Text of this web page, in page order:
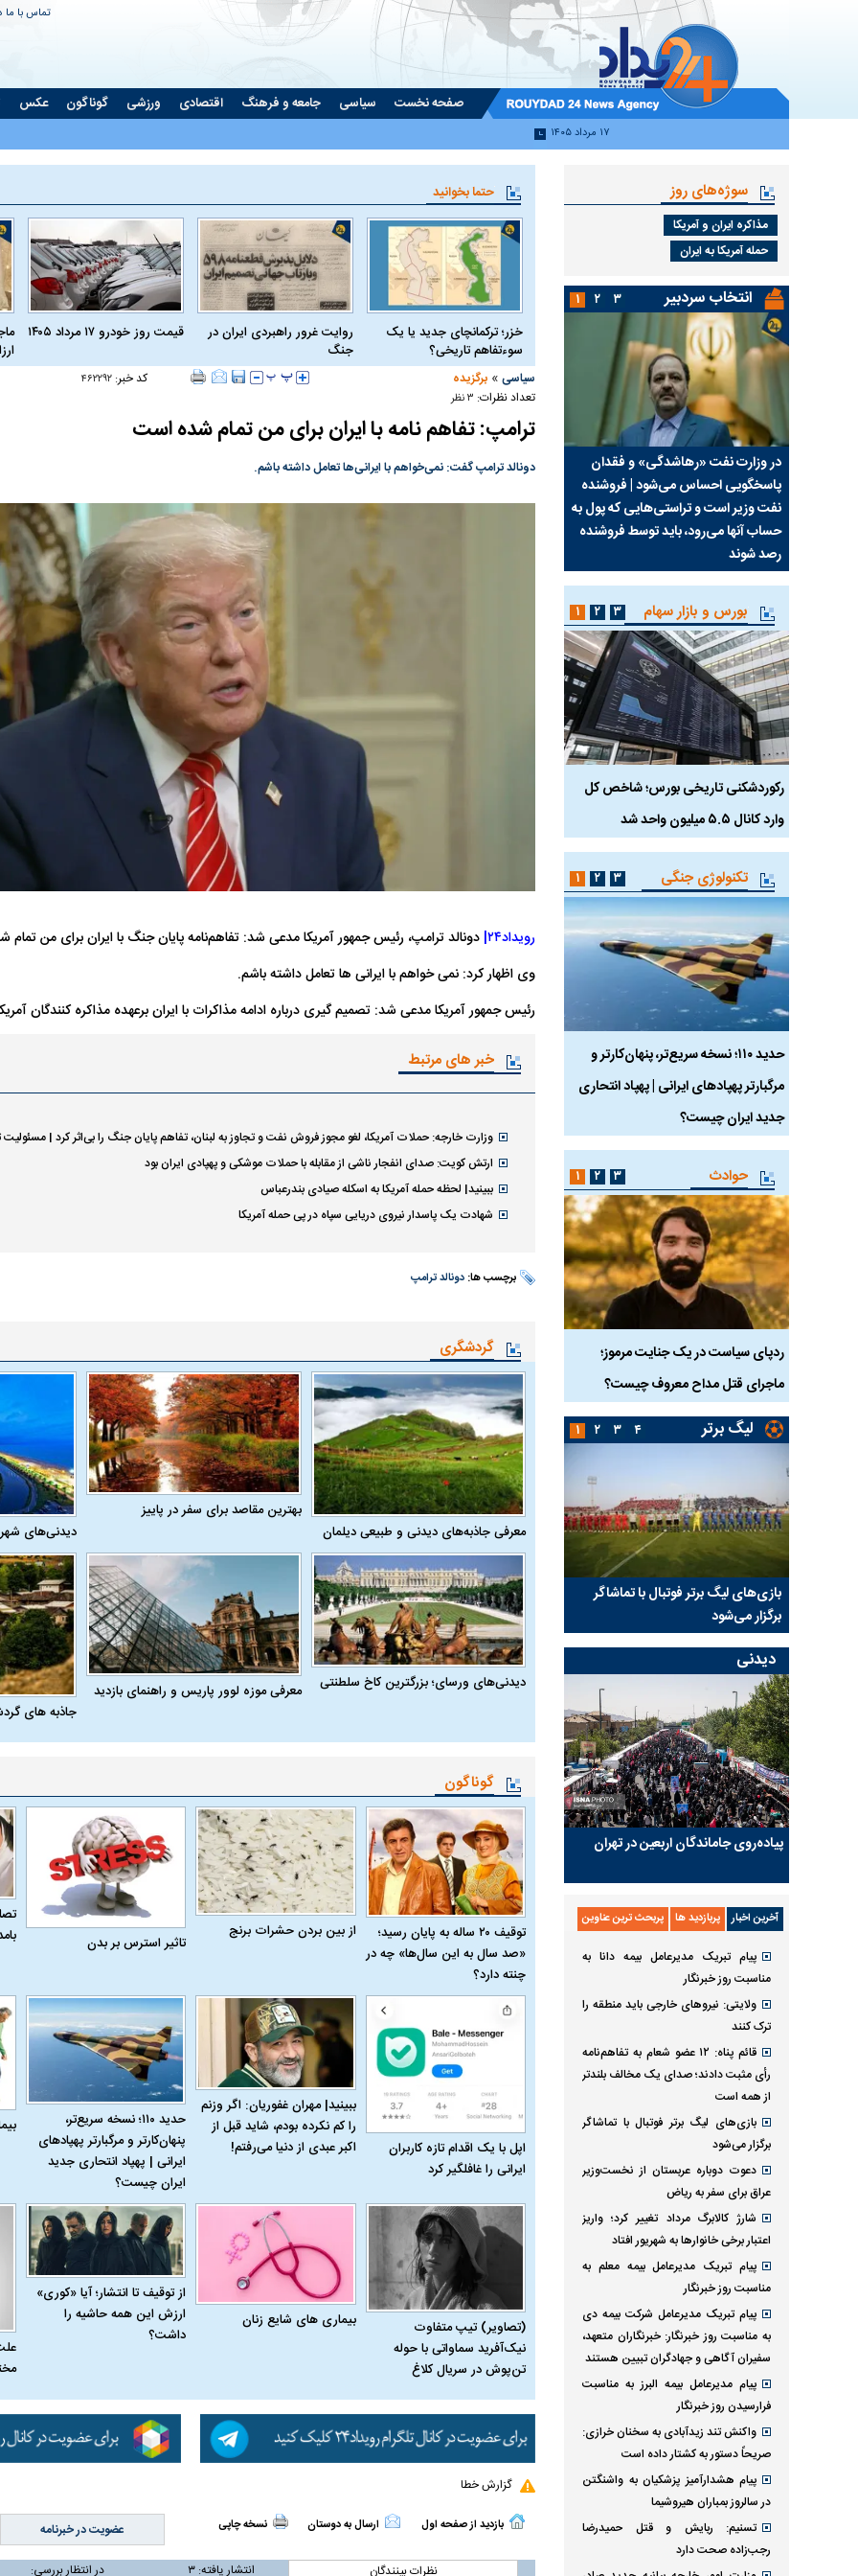
تماس با ما
صفحه نخست سیاسی جامعه و فرهنگ اقتصادی ورزشی گوناگون عکس
۱۷ مرداد ۱۴۰۵
حتما بخوانید
خزر؛ ترکمانچای جدید یا یک
سوءتفاهم تاریخی؟
روایت غرور راهبردی ایران در
جنگ
قیمت روز خودرو ۱۷ مرداد ۱۴۰۵
سیاسی » برگزیده کد خبر:۴۶۲۲۹۲
تعداد نظرات: ۳ نظر
ترامپ: تفاهم نامه با ایران برای من تمام شده است
دونالد ترامپ گفت: نمی‌خواهم با ایرانی‌ها تعامل داشته باشم.
رویداد۲۴|
دونالد ترامپ، رئیس جمهور آمریکا مدعی شد: تفاهم‌نامه پایان جنگ با ایران برای من
وی اظهار کرد: نمی خواهم با ایرانی ها تعامل داشته باشم.
رئیس جمهور آمریکا مدعی شد: تصمیم گیری درباره ادامه مذاکرات با ایران برعهده مذاکره کنندگان
خبر های مرتبط
وزارت خارجه: حملات آمریکا، لغو مجوز فروش نفت و تجاوز به لبنان، تفاهم پایان جنگ را بی‌اثر کرد |
ارتش کویت: صدای انفجار ناشی از مقابله با حملات موشکی و پهپادی ایران بود
ببینید| لحظه حمله آمریکا به اسکله صیادی بندرعباس
شهادت یک پاسدار نیروی دریایی سپاه در پی حمله آمریکا
برچسب ها: دونالد ترامپ
گردشگری
معرفی جاذبه‌های دیدنی و طبیعی دیلمان
بهترین مقاصد برای سفر در پاییز
دیدنی‌های
دیدنی‌های ورسای؛ بزرگترین کاخ سلطنتی
معرفی موزه لوور پاریس و راهنمای بازدید
جاذبه های
گوناگون
توقیف ۲۰ ساله به پایان رسید؛
«صد سال به این سال‌ها» چه در
چنته دارد؟
از بین بردن حشرات برنج
تاثیر استرس بر بدن
اپل با یک اقدام تازه کاربران
ایرانی را غافلگیر کرد
ببینید| مهران غفوریان: اگر وزنم
را کم نکرده بودم، شاید قبل از
اکبر عبدی از دنیا می‌رفتم!
حدید ۱۱۰؛ نسخه سریع‌تر،
پنهان‌کارتر و مرگبارتر پهپادهای
ایرانی | پهپاد انتحاری جدید
ایران چیست؟
(تصاویر) تیپ متفاوت
نیک‌آفرید سماواتی با حوله
تن‌پوش در سریال کلاغ
بیماری‌ های شایع زنان
از توقیف تا انتشار؛ آیا «کوری»
ارزش این همه حاشیه را
داشت؟
گزارش خطا
بازدید از صفحه اول ارسال به دوستان نسخه چاپی عضویت در خبرنامه
نظرات بینندگان انتشار یافته:۳ در انتظار بررسی:
سوژه‌های روز
مذاکره ایران و آمریکا
حمله آمریکا به ایران
انتخاب سردبیر
در وزارت نفت «رهاشدگی» و فقدان
پاسخگویی احساس می‌شود | فروشنده
نفت وزیر است و تراستی‌هایی که پول به
حساب آنها می‌رود، باید توسط فروشنده
رصد شوند
چرا رویای آمریکایی سرنگونی رژیم و
پرده تجارت پهپاد‌ ۱۵۰۰ دلاری که
مطالعه رفتار هیستریک صدا و سیما علیه
نفت وزیر است و
حساب آنها
رصد شوند
۱ ۲ ۳
بورس و بازار سهام
رکوردشکنی تاریخی بورس؛ شاخص کل
وارد کانال ۵.۵ میلیون واحد شد
هجوم نقدینگی به بورس؛ شاخص کل و
بورس تهران رکورد شکست
رکوردشکنی
۱ ۲ ۳
تکنولوژی جنگی
حدید ۱۱۰؛ نسخه سریع‌تر، پنهان‌کارتر و
مرگبارتر پهپادهای ایرانی | پهپاد انتحاری
جدید ایران چیست؟
هواپیمای مرموز E-11A BACN چیست؟
چیست؟
مرگبارتر
۱ ۲ ۳
حوادث
ردپای سیاست در یک جنایت مرموز؛
ماجرای قتل مداح معروف چیست؟
جراحان قلابی در شمال تهران بازداشت
شدند؛ از تزریق فیلر تا جراحی پلک
زنگ خطر دوباره به صدا درآمد
ماجرای قتل
۱ ۲ ۳
لیگ برتر
بازی‌های لیگ برتر فوتبال با تماشاگر
برگزار می‌شود
رقم نجومی رضایتنامه مدافع موردنظر
پرسپولیس لو رفت
دو خرید جدید پرسپولیس نهایی شد؛
امضای قرارداد امروز
معضل بزرگ
به فسخ قرارداد
۱ ۲ ۳ ۴
دیدنی
پیاده‌روی جاماندگان اربعین در تهران
آخرین اخبار پربازدید ها پربحث ترین عناوین
پیام تبریک مدیرعامل بیمه دانا به
مناسبت روز خبرنگار
ولایتی: نیرو‌های خارجی باید منطقه را
ترک کنند
قائم پناه: ۱۲ عضو شعام به تفاهم‌نامه
رأی مثبت دادند؛ صدای یک مخالف بلندتر
از همه است
بازی‌های لیگ برتر فوتبال با تماشاگر
برگزار می‌شود
دعوت دوباره عربستان از نخست‌وزیر
عراق برای سفر به ریاض
شارژ کالابرگ مرداد تغییر کرد؛ واریز
اعتبار برخی خانوار‌ها به شهریور افتاد
پیام تبریک مدیرعامل بیمه معلم به
مناسبت روز خبرنگار
پیام تبریک مدیرعامل شرکت بیمه دی
به مناسبت روز خبرنگار: خبرنگاران متعهد،
سفیران آگاهی و جهادگران تبیین هستند
پیام مدیرعامل بیمه البرز به مناسبت
فرارسیدن روز خبرنگار
واکنش تند زیدآبادی به سخنان خرازی:
صریحاً دستور به کشتار داده است
پیام هشدارآمیز پزشکیان به واشنگتن
در سالروز بمباران هیروشیما
تسنیم: ربایش و قتل حمیدرضا
رجب‌زاده صحت دارد